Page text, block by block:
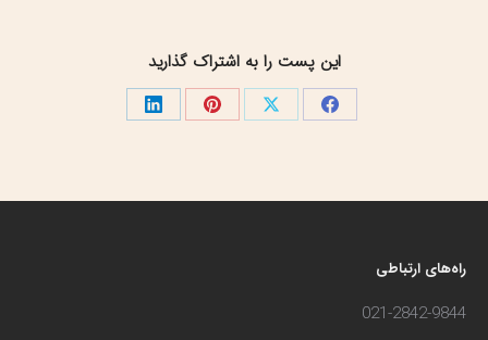
این پست را به اشتراک گذارید
اشتراک اشتراک اشتراک اشتراک
راه‌های ارتباطی
021-2842-9844